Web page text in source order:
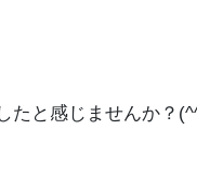
たと感じませんか？